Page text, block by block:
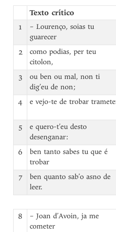
Texto crítico
1
– Lourenço, soias tu
guarecer
2
como podias, per teu
citolon,
3
ou ben ou mal, non ti
dig’eu de non;
4 e vejo-te de trobar
5
e quero-t’eu desto
desenganar:
6
ben tanto sabes tu que é
trobar
7
ben quanto sab’o asno de
leer.
8
– Joan d’Avoin, ja me
cometer